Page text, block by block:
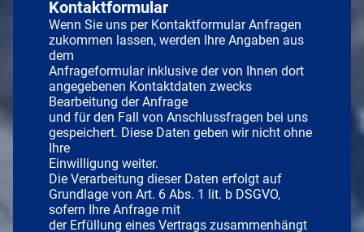
Kontaktformular
Wenn Sie uns per Kontaktformular Anfragen
zukommen lassen, werden Ihre Angaben aus
dem
Anfrageformular inklusive der von Ihnen dort
angegebenen Kontaktdaten zwecks
Bearbeitung der Anfrage
und für den Fall von Anschlussfragen bei uns
gespeichert. Diese Daten geben wir nicht ohne
Ihre
Einwilligung weiter.
Die Verarbeitung dieser Daten erfolgt auf
Grundlage von Art. 6 Abs. 1 lit. b DSGVO,
sofern Ihre Anfrage mit
der Erfüllung eines Vertrags zusammenhängt